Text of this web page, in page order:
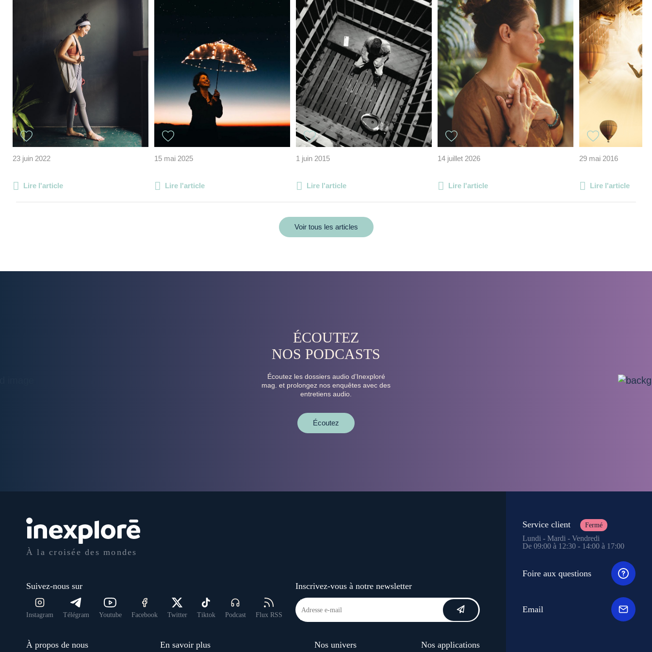
23 juin 2022
Lire l'article
15 mai 2025
Lire l'article
1 juin 2015
Lire l'article
14 juillet 2026
Lire l'article
29 mai 2016
Lire l'article
Voir tous les articles
ÉCOUTEZ
NOS PODCASTS
Écoutez les dossiers audio d’Inexploré
mag. et prolongez nos enquêtes avec des
entretiens audio.
Écoutez
À la croisée des mondes
Suivez-nous sur
Instagram Télégram Youtube Facebook Twitter Tiktok Podcast Flux RSS
Inscrivez-vous à notre newsletter
À propos de nous En savoir plus Nos univers Nos applications
Service client Fermé
Lundi - Mardi - Vendredi
De 09:00 à 12:30 - 14:00 à 17:00
Foire aux questions
Email